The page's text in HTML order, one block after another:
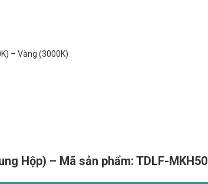
– Vàng (3000K)
Hộp) – Mã sản phẩm: TDLF-MKH50